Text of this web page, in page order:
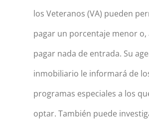
los Veteranos (VA) pueden
pagar un porcentaje menor o,
pagar nada de entrada. Su
inmobiliario le informará de
programas especiales a los
optar. También puede